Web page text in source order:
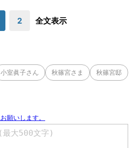
2 全文表示
小室眞子さん 秋篠宮さま 秋篠宮邸